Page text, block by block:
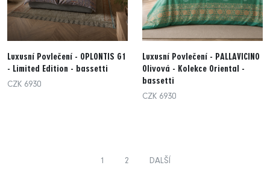
Luxusní Povlečení - OPLONTIS G1
- Limited Edition - bassetti
CZK 6930
Luxusní Povlečení - PALLAVICINO
Olivová - Kolekce Oriental -
bassetti
CZK 6930
1 2 DALŠÍ